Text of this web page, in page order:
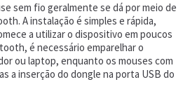
sem fio geralmente se dá por meio de
A instalação é simples e rápida,
a utilizar o dispositivo em poucos
é necessário emparelhar o
ou laptop, enquanto os mouses com
a inserção do dongle na porta USB do